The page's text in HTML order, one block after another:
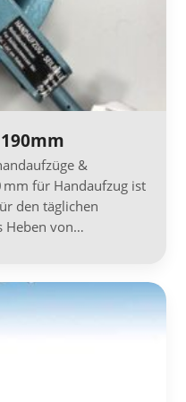
&
für Handaufzug ist
den täglichen
Heben von…